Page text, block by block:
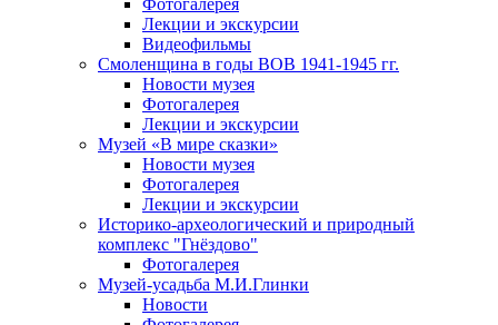
Лекции и экскурсии
Видеофильмы
Смоленщина в годы ВОВ 1941-1945 гг.
Новости музея
Фотогалерея
Лекции и экскурсии
Музей «В мире сказки»
Новости музея
Фотогалерея
Лекции и экскурсии
Историко-археологический и природный
комплекс "Гнёздово"
Фотогалерея
Музей-усадьба М.И.Глинки
Новости